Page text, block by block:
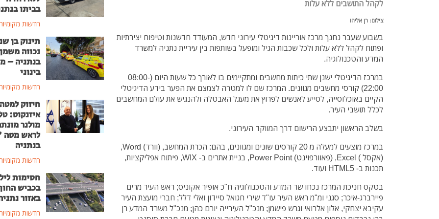
לקהל התושבים ללא עלות
צילום: רן אליהו
בשבוע שעבר נחנך מרכז אוריינות דיגיטלי עירוני חדש, המעודד חדשנות וטיפוח יצירתיות
ופתוח לקהל ללא עלות ולכל שכבות הגיל ומופעל בשותפות בין עיריית נתניה למשרד
המדע והטכנולוגיה.
במרכז הדיגיטלי ישנן שתי כיתות מחשבים ומתקיימים בו לאורך כל שעות היום (08:00-
22:00) קורסי מחשבים מגוונים. המרכז שם לו למטרה לצמצם את הפער בידע הדיגיטלי
הקיים באוכלוסייה, לסייע לאנשים לפרוץ את מעגל האבטלה ולהנגיש את עולם המחשבים
לכלל תושבי העיר.
בשלב הראשון יתבצע הרישום דרך המווקד העירוני.
במרכז מוצעים למעלה מ 20 קורסים שונים ומגוונים, בהם: הכרת המחשב, (וורד) Word,
(אקסל ) Excel, (פאוורפוינט) Power Point, בניית אתרים ב- WIX, פיתוח אפליקציות,
תכנות ב- HTML5 ועוד.
בטקס חניכת המרכז נכחו שר המדע והטכנולוגיה ח"כ אופיר אקוניס; ראש העיר מרים
פיירברג-איכר; סגני ומ"מ ראש העיר עו"ד שירי חגואל סיידון ואלי דלל; חברי מועצת העיר
עקיבא יצחקי, אלון אלרואי וגרש פישמן; מנכ"ל העירייה יורם כהן; מנכ"ל משרד המדע רן
בביתו
חדשות
תינוק בן
נכווה
בנתניה –
בינוני
חדשות
חיזוק למטה
איזנקוט:
מולנר
לראש
בנתניה
חדשות
חסימות
בכביש
באזור
חדשות